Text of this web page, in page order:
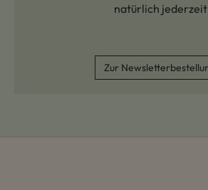
natürlich
Zur